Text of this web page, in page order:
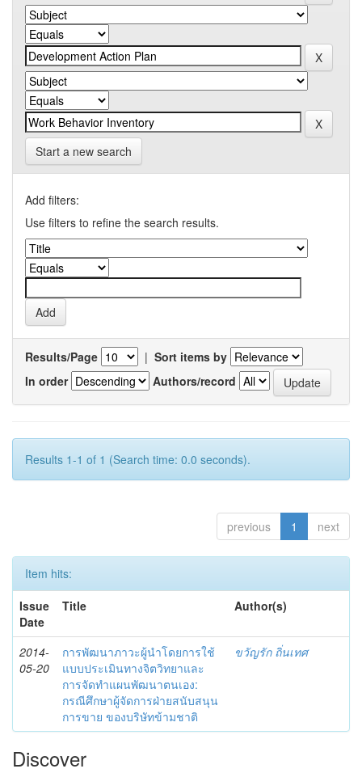
Start a new search
Add filters:
Use filters to refine the search results.
Results/Page | Sort items by
In order
Authors/record
Results 1-1 of 1 (Search time: 0.0 seconds).
previous 1 next
Item hits:
Issue
Date
Title Author(s)
2014-
05-20
การพัฒนาภาวะผู้นำโดยการใช้
แบบประเมินทางจิตวิทยาและ
การจัดทำแผนพัฒนาตนเอง:
กรณีศึกษาผู้จัดการฝ่ายสนับสนุน
การขาย ของบริษัทข้ามชาติ
ขวัญรัก ถิ่นเทศ
Discover